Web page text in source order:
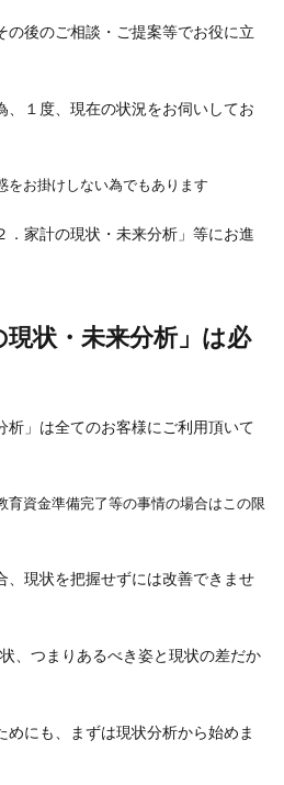
の後のご相談・ご提案等でお役に立
、１度、現在の状況をお伺いしてお
をお掛けしない為でもあります
．家計の現状・未来分析」等にお進
現状・未来分析」は必
析」は全てのお客様にご利用頂いて
育資金準備完了等の事情の場合はこの限
、現状を把握せずには改善できませ
、つまりあるべき姿と現状の差だか
にも、まずは現状分析から始めま